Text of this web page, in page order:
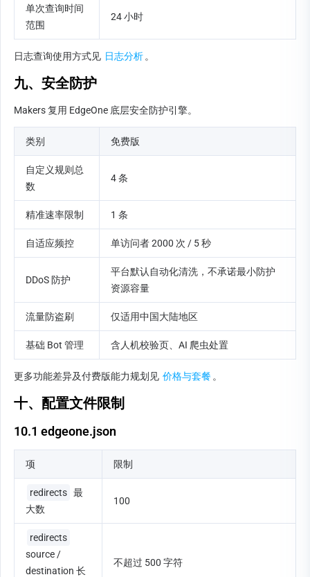
单次查询时间
范围
24 小时
日志查询使用方式见 日志分析 。
九、安全防护
Makers 复用 EdgeOne 底层安全防护引擎。
类别 免费版
自定义规则总
数
4 条
精准速率限制 1 条
自适应频控 单访问者 2000 次 / 5 秒
DDoS 防护
平台默认自动化清洗，不承诺最小防护
资源容量
流量防盗刷 仅适用中国大陆地区
基础 Bot 管理 含人机校验页、AI 爬虫处置
更多功能差异及付费版能力规划见 价格与套餐 。
十、配置文件限制
10.1 edgeone.json
项 限制
redirects 最
大数
100
redirects
source /
destination 长
不超过 500 字符